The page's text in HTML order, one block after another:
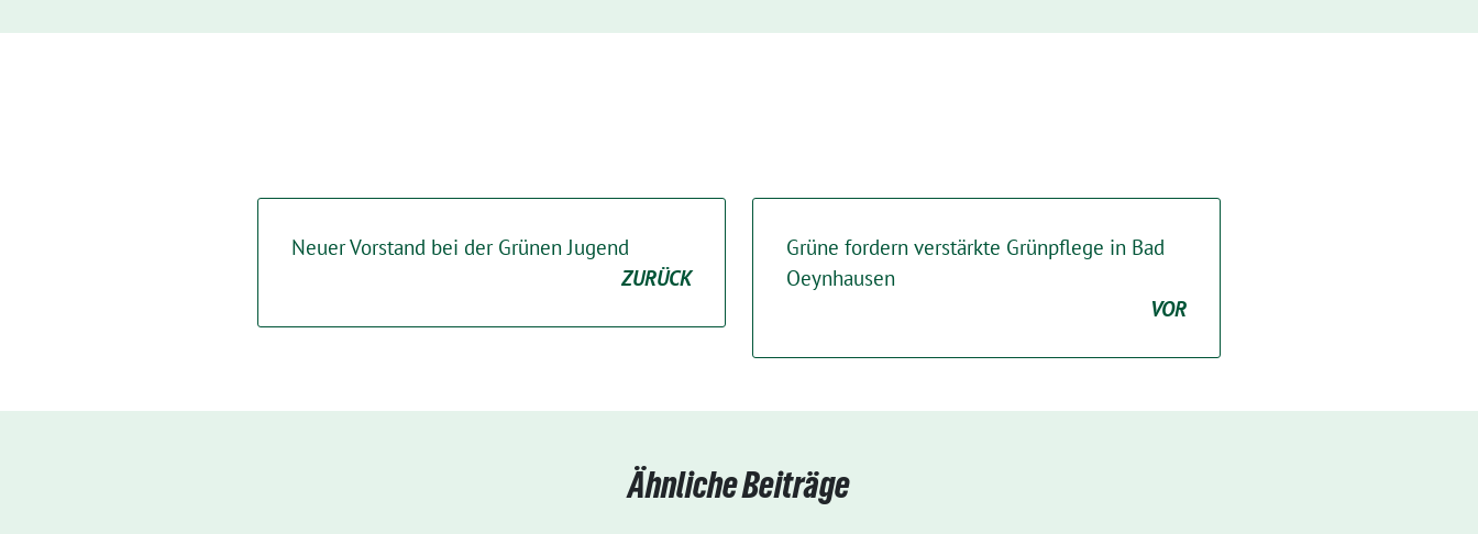
Neuer Vorstand bei der Grünen Jugend
ZURÜCK
Grüne fordern verstärkte Grünpflege in Bad
Oeynhausen
VOR
Ähnliche Beiträge